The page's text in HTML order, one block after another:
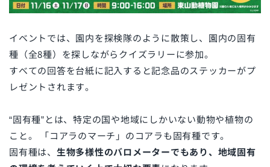
イベントでは、園内を探検隊のように散策し、園内の固有
種（全8種）を探しながらクイズラリーに参加。
すべての回答を台紙に記入すると記念品のステッカーがプ
レゼントされます。
“固有種”とは、特定の国や地域にしかいない動物や植物の
こと。 「コアラのマーチ」のコアラも固有種です。
固有種は、 生物多様性のバロメーターでもあり、地域固有